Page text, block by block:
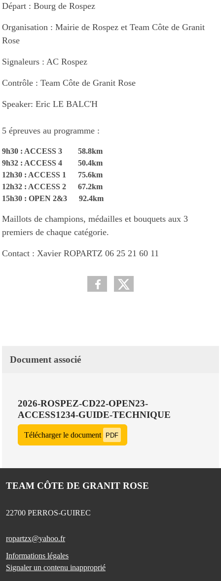
Départ : Bourg de Rospez
Organisation : Mairie de Rospez et Team Côte de Granit
Rose
Signaleurs : AC Rospez
Contrôle : Team Côte de Granit Rose
Speaker: Eric LE BALC'H
5 épreuves au programme :
9h30 : ACCESS 3 58.8km
9h32 : ACCESS 4 50.4km
12h30 : ACCESS 1 75.6km
12h32 : ACCESS 2 67.2km
15h30 : OPEN 2&3 92.4km
Maillots de champions, médailles et bouquets aux 3
premiers de chaque catégorie.
Contact : Xavier ROPARTZ 06 25 21 60 11
Document associé
2026-ROSPEZ-CD22-OPEN23-
ACCESS1234-GUIDE-TECHNIQUE
Télécharger le document PDF
TEAM CÔTE DE GRANIT ROSE
22700 PERROS-GUIREC
ropartzx@yahoo.fr
Informations légales
Signaler un contenu inapproprié